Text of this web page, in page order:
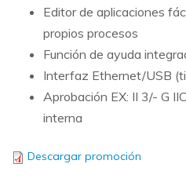
Editor de aplicaciones
propios procesos
Función de ayuda
Interfaz Ethernet/USB
Aprobación EX: II 3/- G
interna
Descargar promoción